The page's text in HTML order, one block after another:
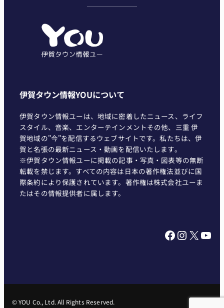
伊賀タウン情報YOUについて
伊賀タウン情報ユーは、地域に密着したニュース、ライフ
スタイル、音楽、エンターテインメントその他、三重 伊
賀地域の"今"を配信するウェブサイトです。私たちは、伊
賀と名張の最新ニュース・動画を配信いたします。
※伊賀タウン情報ユーに掲載の記事・写真・図表等の無断
転載を禁じます。すべての内容は日本の著作権法並びに国
際条約により保護されています。著作権は株式会社ユーま
たはその情報提供者に属します。
Facebook InstagramX YouTube
© YOU Co., Ltd. All Rights Reserved.